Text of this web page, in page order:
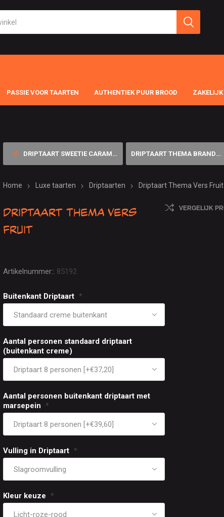
PASSIE VOOR TAARTEN AUTHENTIEK PUUR BROOD ZAKELIJK
DRIPTAART SWEETIE CARAMEL ... DRIPTAART THEMA BRANDWEERMA...
Home Luxe taarten Driptaarten Driptaart Thema Vers Fruit
Driptaart Thema Vers
Fruit
VERGELIJK
Artikelnummer:: 85192
Buitenkant Driptaart *
Aantal personen standaard driptaart
(buitenkant creme)
Aantal personen buitenkant driptaart met
marsepein *
Vulling in Driptaart *
Kleur keuze *